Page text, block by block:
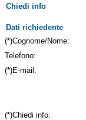
Chiedi info
Dati richiedente
(*)Cognome/Nome:
Telefono:
(*)E-mail:
(*)Chiedi info: